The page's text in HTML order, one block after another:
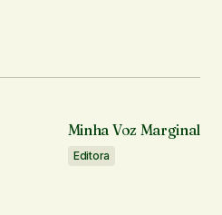
Minha Voz Marginal
Editora